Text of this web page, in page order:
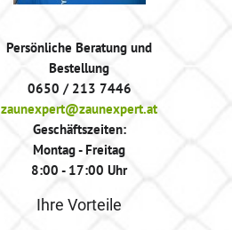
Persönliche Beratung und
Bestellung
0650 / 213 7446
zaunexpert@zaunexpert.at
Geschäftszeiten:
Montag - Freitag
8:00 - 17:00 Uhr
Ihre Vorteile